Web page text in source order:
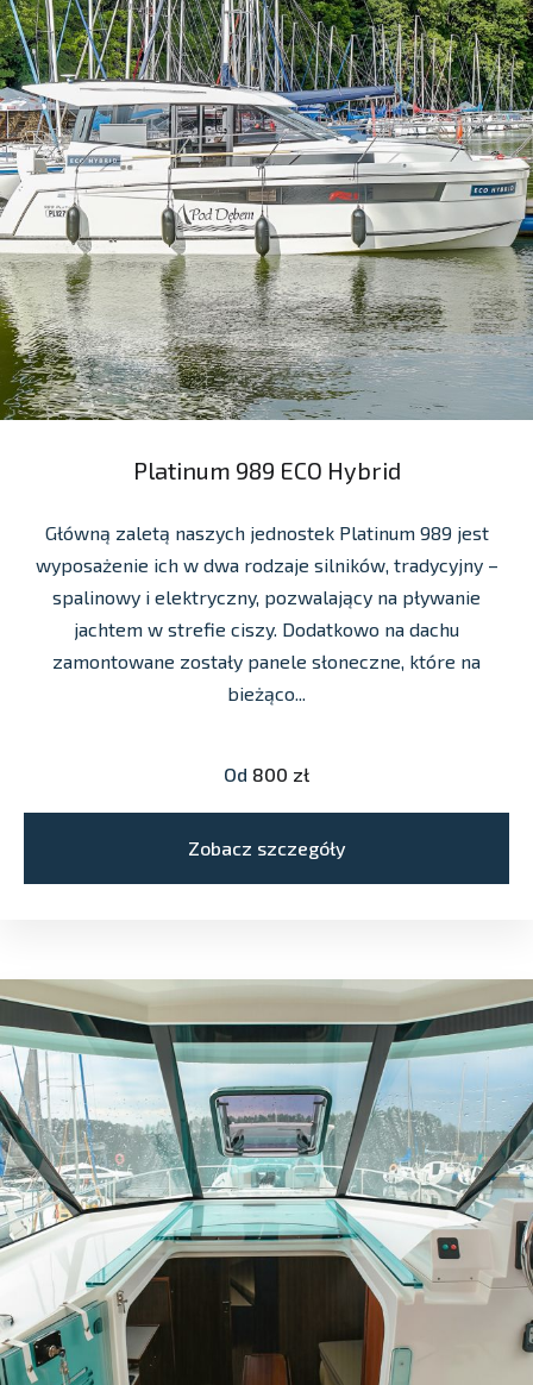
Platinum 989 ECO Hybrid
Główną zaletą naszych jednostek Platinum 989 jest
wyposażenie ich w dwa rodzaje silników, tradycyjny –
spalinowy i elektryczny, pozwalający na pływanie
jachtem w strefie ciszy. Dodatkowo na dachu
zamontowane zostały panele słoneczne, które na
bieżąco...
Od 800 zł
Zobacz szczegóły